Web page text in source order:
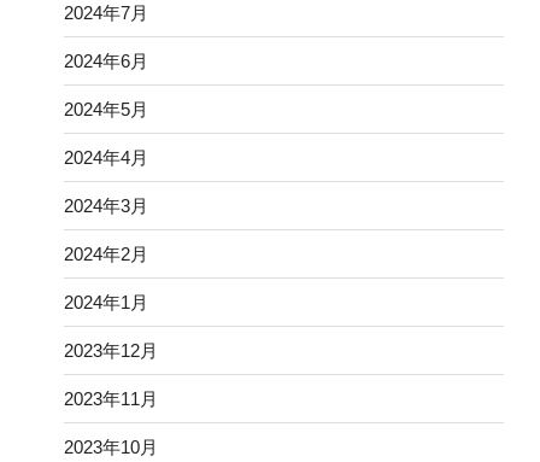
2024年7月
2024年6月
2024年5月
2024年4月
2024年3月
2024年2月
2024年1月
2023年12月
2023年11月
2023年10月